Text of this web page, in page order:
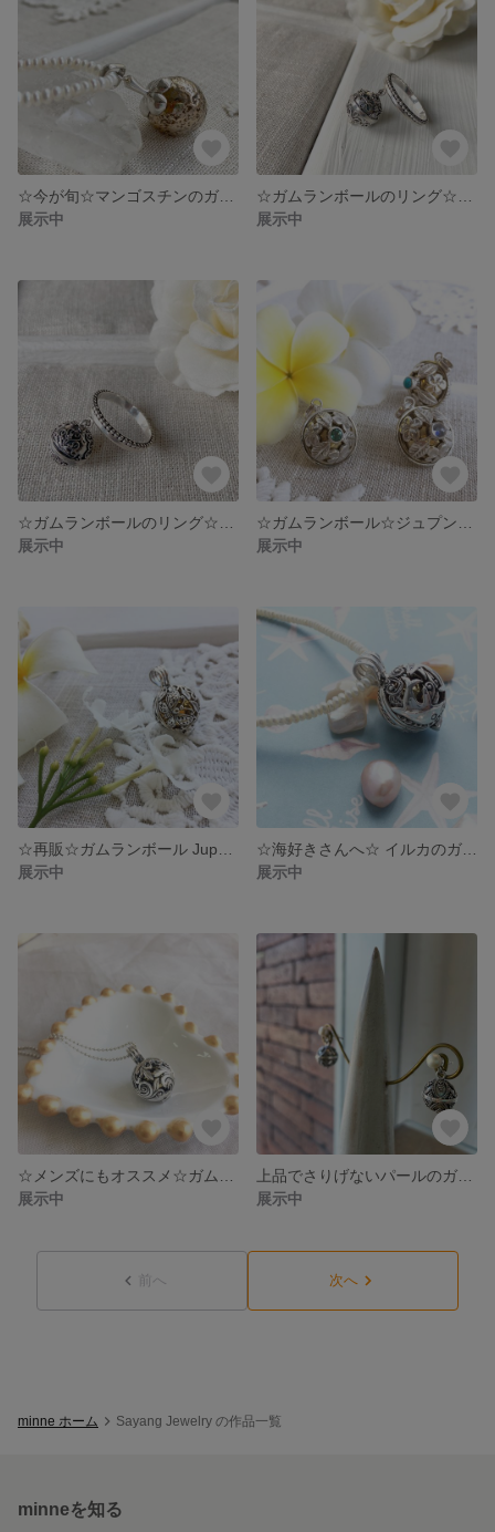
展示中
展示中
展示中
展示中
展示中
展示中
展示中
展示中
前へ 次へ
minne ホーム Sayang Jewelry の作品一覧
minneを知る